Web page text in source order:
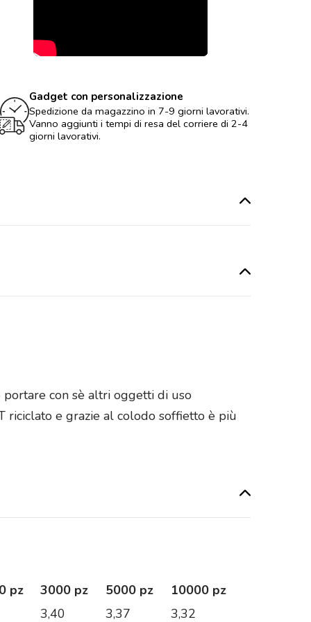
Gadget con personalizzazione
Spedizione da magazzino in 7-9 giorni lavorativi.
Vanno aggiunti i tempi di resa del corriere di 2-4
giorni lavorativi.
portare con sè altri oggetti di uso
riciclato e grazie al colodo soffietto è più
pz 3000 pz 5000 pz
10000 pz
3,40 3,37 3,32